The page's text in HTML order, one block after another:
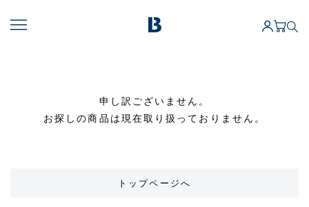
申し訳ございません。
お探しの商品は現在取り扱っておりません。
トップページへ